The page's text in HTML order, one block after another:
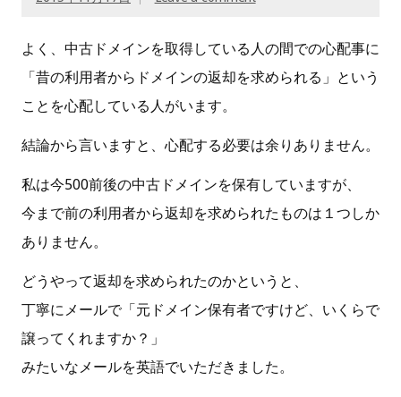
よく、中古ドメインを取得している人の間での心配事に
「昔の利用者からドメインの返却を求められる」という
ことを心配している人がいます。
結論から言いますと、心配する必要は余りありません。
私は今500前後の中古ドメインを保有していますが、
今まで前の利用者から返却を求められたものは１つしか
ありません。
どうやって返却を求められたのかというと、
丁寧にメールで「元ドメイン保有者ですけど、いくらで
譲ってくれますか？」
みたいなメールを英語でいただきました。